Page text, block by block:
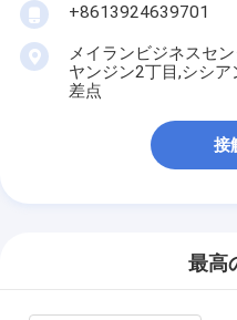
+8613924639701
メイランビジネスセ
ヤンジン2丁目,シシ
差点
接
最高